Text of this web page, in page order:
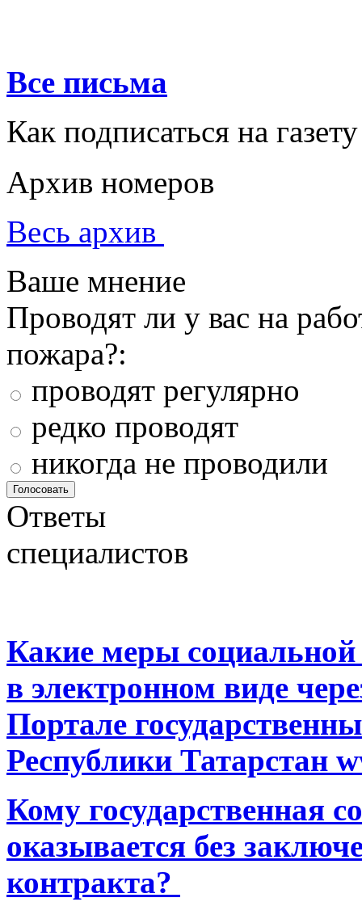
Все письма
Как подписаться на газету
Архив номеров
Весь архив
Ваше мнение
Проводят ли у вас на
пожара?:
проводят регулярно
редко проводят
никогда не проводили
Ответы
специалистов
Какие меры
в электронном виде
Портале
Республики Татарстан
Кому государственная
оказывается без
контракта?